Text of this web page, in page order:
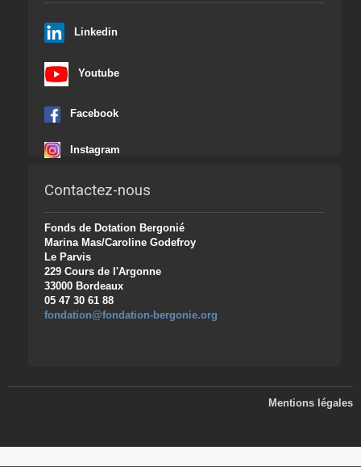
Linkedin
Youtube
Facebook
Instagram
Contactez-nous
Fonds de Dotation Bergonié
Marina Mas/Caroline Godefroy
Le Parvis
229 Cours de l'Argonne
33000 Bordeaux
05 47 30 61 88
fondation@fondation-bergonie.org
Mentions légales